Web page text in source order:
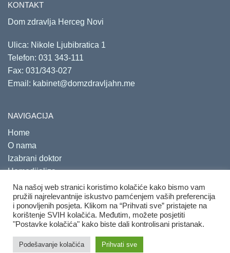
KONTAKT
Dom zdravlja Herceg Novi
Ulica: Nikole Ljubibratica 1
Telefon: 031 343-111
Fax: 031/343-027
Email: kabinet@domzdravljahn.me
NAVIGACIJA
Home
O nama
Izabrani doktor
Hemodijaliza
Savjetovališta
Copyright 2020. Sva prava su zadržana.
Na našoj web stranici koristimo kolačiće kako bismo vam
pružili najrelevantnije iskustvo pamćenjem vaših preferencija
i ponovljenih posjeta. Klikom na “Prihvati sve” pristajete na
korištenje SVIH kolačića. Međutim, možete posjetiti
"Postavke kolačića" kako biste dali kontrolisani pristanak.
Podešavanje kolačića Prihvati sve